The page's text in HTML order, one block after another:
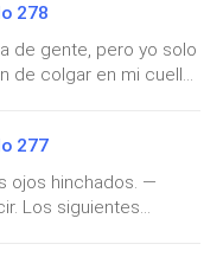
278
de gente, pero yo solo
de colgar en mi cuello.
de noches en las que
277
ojos hinchados. —
Los siguientes